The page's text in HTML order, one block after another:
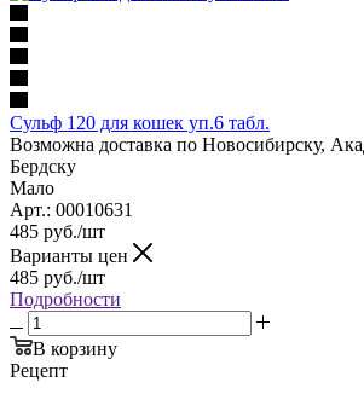
Сульф 120 для кошек уп.6 табл.
Возможна доставка по Новосибирску,
Бердску
Мало
Арт.: 00010631
485 руб./шт
Варианты цен
485 руб./шт
Подробности
В корзину
Рецепт